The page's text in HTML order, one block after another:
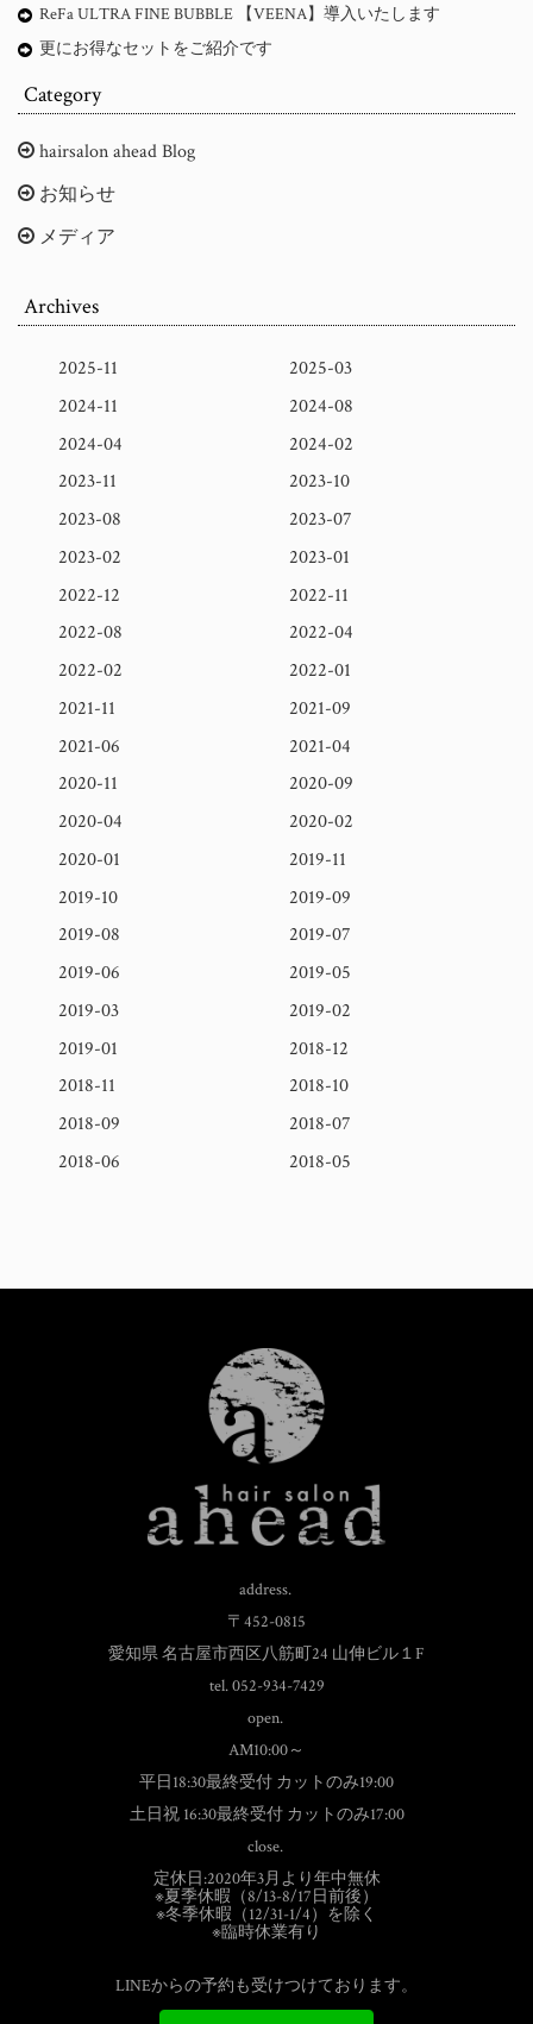
ReFa ULTRA FINE BUBBLE 【VEENA】導入いたします
更にお得なセットをご紹介です
Category
hairsalon ahead Blog
お知らせ
メディア
Archives
2025-11
2025-03
2024-11
2024-08
2024-04
2024-02
2023-11
2023-10
2023-08
2023-07
2023-02
2023-01
2022-12
2022-11
2022-08
2022-04
2022-02
2022-01
2021-11
2021-09
2021-06
2021-04
2020-11
2020-09
2020-04
2020-02
2020-01
2019-11
2019-10
2019-09
2019-08
2019-07
2019-06
2019-05
2019-03
2019-02
2019-01
2018-12
2018-11
2018-10
2018-09
2018-07
2018-06
2018-05
address.
〒452-0815
愛知県 名古屋市西区八筋町24 山伸ビル１F
tel. 052-934-7429
open.
AM10:00～
平日18:30最終受付 カットのみ19:00
土日祝 16:30最終受付 カットのみ17:00
close.
定休日:2020年3月より年中無休
※夏季休暇（8/13-8/17日前後）
※冬季休暇（12/31-1/4）を除く
※臨時休業有り
LINEからの予約も受けつけております。